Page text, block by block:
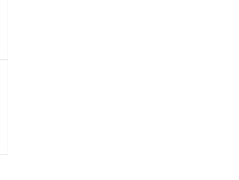
際學生設計研習營」！
動的重要國際學生設計工作坊，自 2001 年起輪流於三...